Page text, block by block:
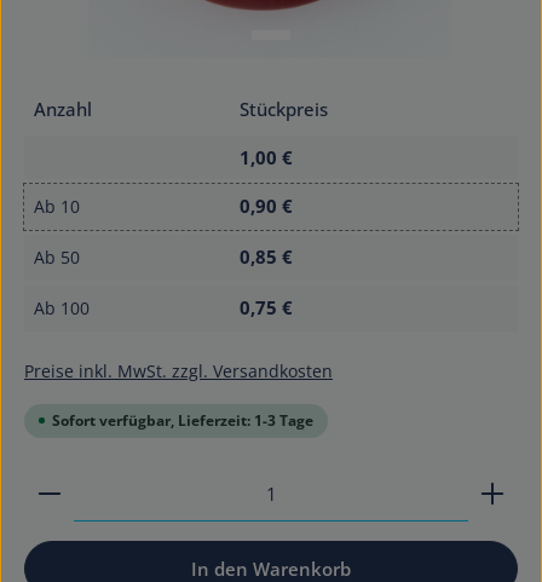
Anzahl
Stückpreis
1,00 €
Ab 10 0,90 €
Ab 50 0,85 €
Ab 100 0,75 €
Preise inkl. MwSt. zzgl. Versandkosten
Sofort verfügbar, Lieferzeit: 1-3 Tage
Produkt Anzahl: Gib den gewünschten Wert ein
In den Warenkorb